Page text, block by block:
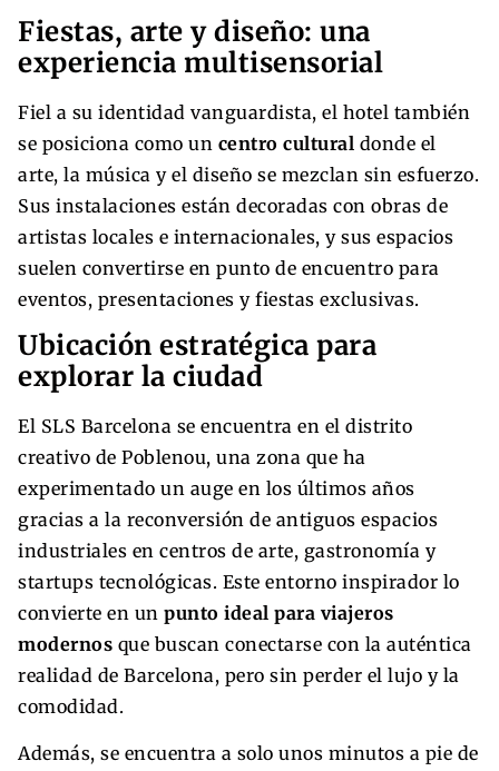
Fiestas, arte y diseño: una
experiencia multisensorial
Fiel a su identidad vanguardista, el hotel también
se posiciona como un centro cultural donde el
arte, la música y el diseño se mezclan sin esfuerzo.
Sus instalaciones están decoradas con obras de
artistas locales e internacionales, y sus espacios
suelen convertirse en punto de encuentro para
eventos, presentaciones y fiestas exclusivas.
Ubicación estratégica para
explorar la ciudad
El SLS Barcelona se encuentra en el distrito
creativo de Poblenou, una zona que ha
experimentado un auge en los últimos años
gracias a la reconversión de antiguos espacios
industriales en centros de arte, gastronomía y
startups tecnológicas. Este entorno inspirador lo
convierte en un punto ideal para viajeros
modernos que buscan conectarse con la auténtica
realidad de Barcelona, pero sin perder el lujo y la
comodidad.
Además, se encuentra a solo unos minutos a pie de